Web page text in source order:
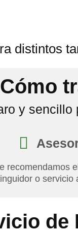
distintos
Cómo
y sencillo
recomendamos
o servicio
de